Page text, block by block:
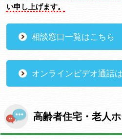
い申し上げます。
相談窓口一覧はこちら
オンラインビデオ通話
高齢者住宅・老人